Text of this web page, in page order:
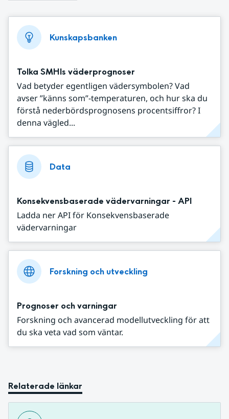
Kunskapsbanken
Tolka SMHIs väderprognoser
Vad betyder egentligen vädersymbolen? Vad
avser ”känns som”-temperaturen, och hur ska du
förstå nederbördsprognosens procentsiffror? I
denna vägled...
Data
Konsekvensbaserade vädervarningar - API
Ladda ner API för Konsekvensbaserade
vädervarningar
Forskning och utveckling
Prognoser och varningar
Forskning och avancerad modellutveckling för att
du ska veta vad som väntar.
Relaterade länkar